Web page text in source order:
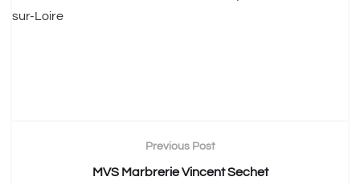
sur-Loire
Previous Post
MVS Marbrerie Vincent Sechet